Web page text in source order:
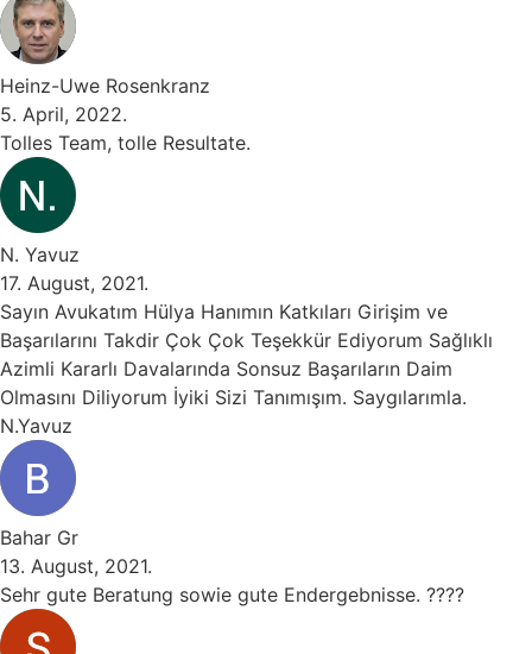
Heinz-Uwe Rosenkranz
5. April, 2022.
Tolles Team, tolle Resultate.
N. Yavuz
17. August, 2021.
Sayın Avukatım Hülya Hanımın Katkıları Girişim ve
Başarılarını Takdir Çok Çok Teşekkür Ediyorum Sağlıklı
Azimli Kararlı Davalarında Sonsuz Başarıların Daim
Olmasını Diliyorum İyiki Sizi Tanımışım. Saygılarımla.
N.Yavuz
Bahar Gr
13. August, 2021.
Sehr gute Beratung sowie gute Endergebnisse. ????